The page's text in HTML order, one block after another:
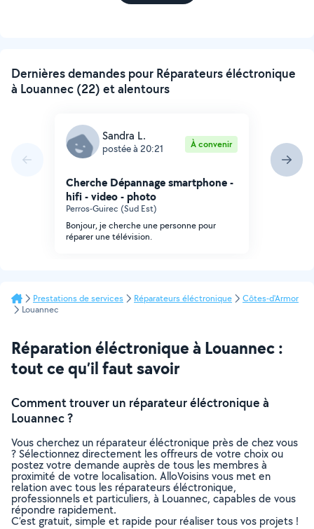
Dernières demandes pour Réparateurs éléctronique
à Louannec (22) et alentours
Sandra L.
postée à 20:21 À convenir
Cherche Dépannage smartphone -
hifi - video - photo
Perros-Guirec (Sud Est)
Bonjour, je cherche une personne pour
réparer une télévision.
Prestations de services Réparateurs éléctronique
Côtes-d'Armor
Louannec
Réparation éléctronique à Louannec :
tout ce qu’il faut savoir
Comment trouver un réparateur éléctronique à
Louannec ?
Vous cherchez un réparateur éléctronique près de chez vous
? Sélectionnez directement les offreurs de votre choix ou
postez votre demande auprès de tous les membres à
proximité de votre localisation. AlloVoisins vous met en
relation avec tous les réparateurs éléctronique,
professionnels et particuliers, à Louannec, capables de vous
répondre rapidement.
C’est gratuit, simple et rapide pour réaliser tous vos projets !